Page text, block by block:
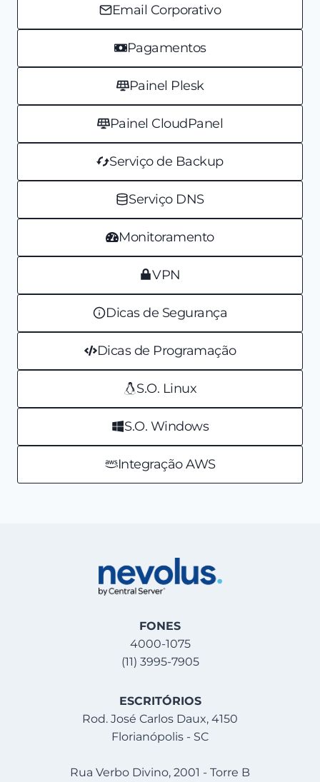
Email Corporativo
Pagamentos
Painel Plesk
Painel CloudPanel
Serviço de Backup
Serviço DNS
Monitoramento
VPN
Dicas de Segurança
Dicas de Programação
S.O. Linux
S.O. Windows
Integração AWS
FONES
4000-1075
(11) 3995-7905
ESCRITÓRIOS
Rod. José Carlos Daux, 4150
Florianópolis - SC
Rua Verbo Divino, 2001 - Torre B